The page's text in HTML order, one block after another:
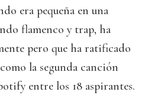
era pequeña en una
flamenco y trap, ha
pero que ha ratificado
la segunda canción
entre los 18 aspirantes.